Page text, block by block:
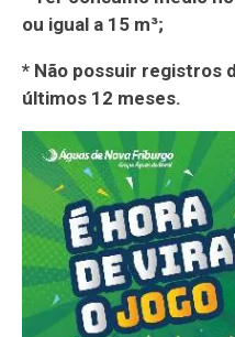
ou igual a 15 m³;
* Não possuir registros
últimos 12 meses.